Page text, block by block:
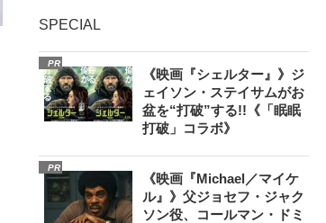
SPECIAL
PR
《映画『シェルター』》ジ
ェイソン・ステイサムがお
盆を“打破”する!!《「眠眠
打破」コラボ》
PR
《映画『Michael／マイケ
ル』》父ジョセフ・ジャク
ソン役、コールマン・ドミ